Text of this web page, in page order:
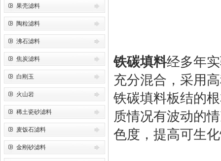
果壳滤料
陶粒滤料
沸石滤料
焦炭滤料
白刚玉
火山岩
稀土瓷砂滤料
麦饭石滤料
金刚砂滤料
铁碳填料经多年
充分混合，采用
铁碳填料板结的
质情况有波动的
色度，提高可生